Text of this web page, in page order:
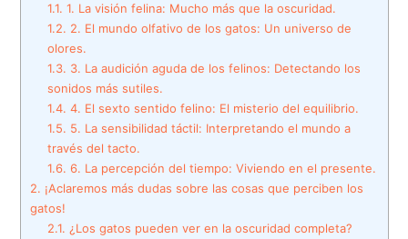
1.1. 1. La visión felina: Mucho más que la oscuridad.
1.2. 2. El mundo olfativo de los gatos: Un universo de
olores.
1.3. 3. La audición aguda de los felinos: Detectando los
sonidos más sutiles.
1.4. 4. El sexto sentido felino: El misterio del equilibrio.
1.5. 5. La sensibilidad táctil: Interpretando el mundo a
través del tacto.
1.6. 6. La percepción del tiempo: Viviendo en el presente.
2. ¡Aclaremos más dudas sobre las cosas que perciben los
gatos!
2.1. ¿Los gatos pueden ver en la oscuridad completa?